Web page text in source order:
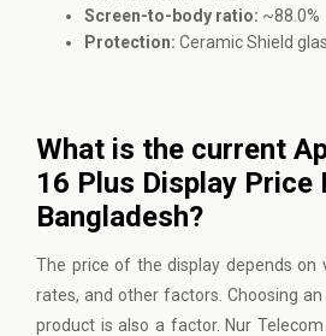
Screen-to-body ratio: ~88.0%
Protection: Ceramic Shield
What is the current
16 Plus Display Price
Bangladesh?
The price of the display depends on
rates, and other factors. Choosing
product is also a factor. Nur Telecom